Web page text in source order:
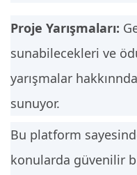
Proje Yarışmaları:
sunabilecekleri ve
yarışmalar
sunuyor.
Bu platform
konularda güvenilir